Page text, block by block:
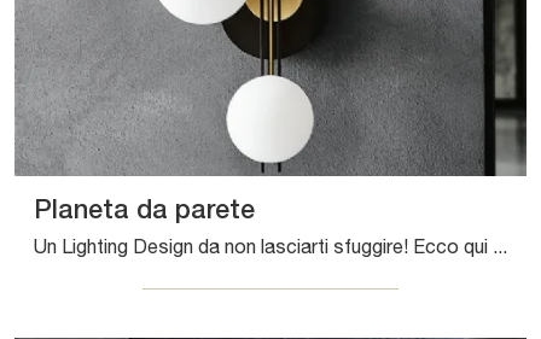
Planeta da parete
Un Lighting Design da non lasciarti sfuggire! Ecco qui la lampada da parete Planeta da parete di Cattelan Italia.